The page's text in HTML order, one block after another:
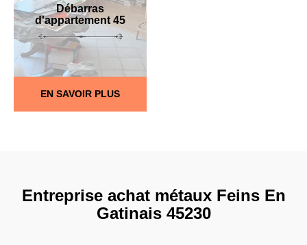
Débarras
d'appartement 45
EN SAVOIR PLUS
Entreprise achat métaux Feins En
Gatinais 45230